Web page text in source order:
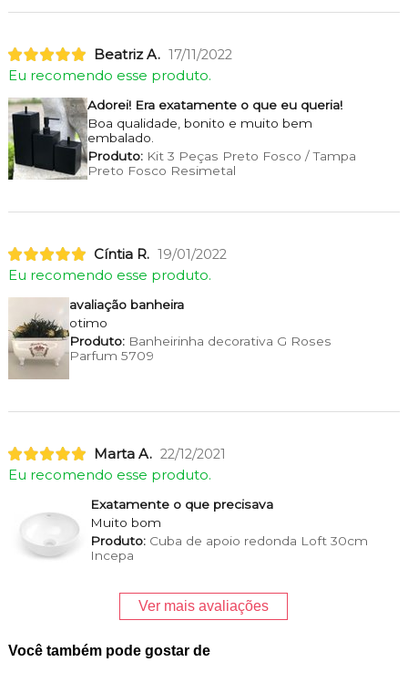
Beatriz A. 17/11/2022
Eu recomendo esse produto.
Adorei! Era exatamente o que eu queria!
Boa qualidade, bonito e muito bem
embalado.
Produto:Kit 3 Peças Preto Fosco / Tampa
Preto Fosco Resimetal
Cíntia R. 19/01/2022
Eu recomendo esse produto.
avaliação banheira
otimo
Produto:Banheirinha decorativa G Roses
Parfum 5709
Marta A. 22/12/2021
Eu recomendo esse produto.
Exatamente o que precisava
Muito bom
Produto:Cuba de apoio redonda Loft 30cm
Incepa
Ver mais avaliações
Você também pode gostar de